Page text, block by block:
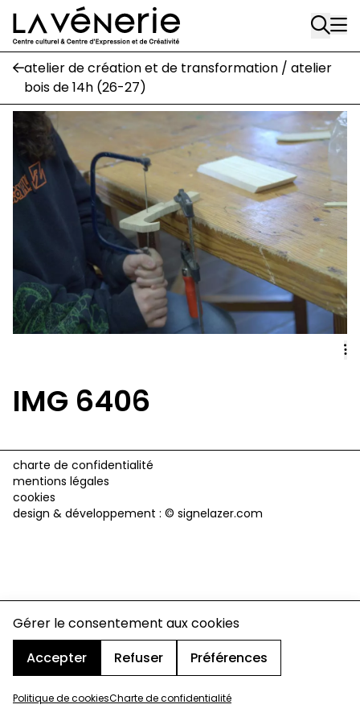
Gérer le consentement aux cookies
Accepter
Refuser Préférences
Politique de cookiesCharte de confidentialité
Aller au contenu principal
Rue Gratès, 3
1170 Watermael-Boitsfort
02 663 85 50
Écuries
Place Gilson, 3
1170 Watermael-Boitsfort
02 663 85 50
suivez-nous
Journal Vénerie- version papier
A
atelier de création et de transformation / atelier
bois de 14h (26-27)
IMG 6406
charte de confidentialité
mentions légales
cookies
design & développement : © signelazer.com